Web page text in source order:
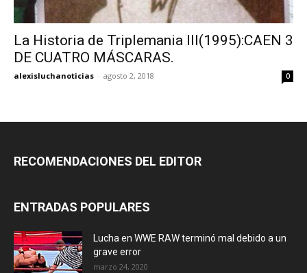
La Historia de Triplemania III(1995):CAEN 3
DE CUATRO MÁSCARAS.
alexisluchanoticias - agosto 2, 2018 0
RECOMENDACIONES DEL EDITOR
ENTRADAS POPULARES
Lucha en WWE RAW terminó mal debido a un
grave error
marzo 24, 2020